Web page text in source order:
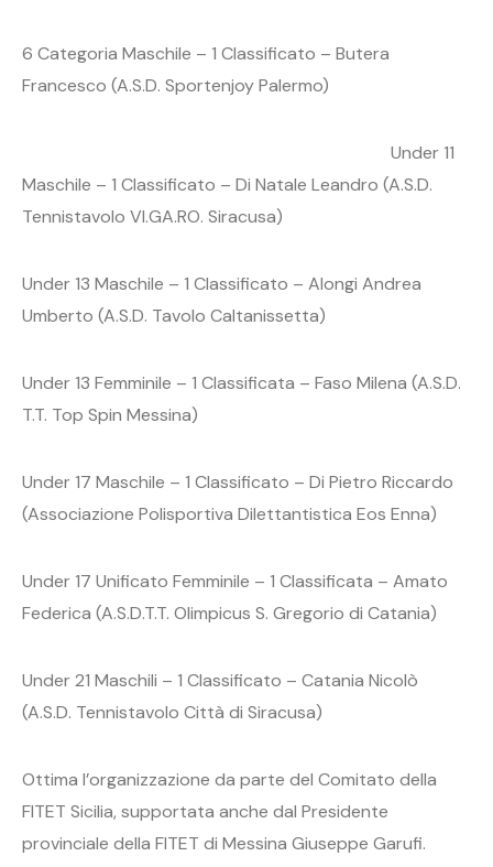
6 Categoria Maschile – 1 Classificato – Butera
Francesco (A.S.D. Sportenjoy Palermo)
Under 11
Maschile – 1 Classificato – Di Natale Leandro (A.S.D.
Tennistavolo VI.GA.RO. Siracusa)
Under 13 Maschile – 1 Classificato – Alongi Andrea
Umberto (A.S.D. Tavolo Caltanissetta)
Under 13 Femminile – 1 Classificata – Faso Milena (A.S.D.
T.T. Top Spin Messina)
Under 17 Maschile – 1 Classificato – Di Pietro Riccardo
(Associazione Polisportiva Dilettantistica Eos Enna)
Under 17 Unificato Femminile – 1 Classificata – Amato
Federica (A.S.D.T.T. Olimpicus S. Gregorio di Catania)
Under 21 Maschili – 1 Classificato – Catania Nicolò
(A.S.D. Tennistavolo Città di Siracusa)
Ottima l’organizzazione da parte del Comitato della
FITET Sicilia, supportata anche dal Presidente
provinciale della FITET di Messina Giuseppe Garufi.